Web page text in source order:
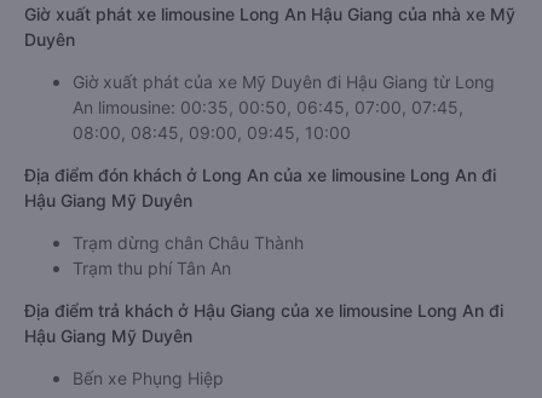
Giờ xuất phát xe limousine Long An Hậu Giang của nhà xe Mỹ
Duyên
Giờ xuất phát của xe Mỹ Duyên đi Hậu Giang từ Long
An limousine: 00:35, 00:50, 06:45, 07:00, 07:45,
08:00, 08:45, 09:00, 09:45, 10:00
Địa điểm đón khách ở Long An của xe limousine Long An đi
Hậu Giang Mỹ Duyên
Trạm dừng chân Châu Thành
Trạm thu phí Tân An
Địa điểm trả khách ở Hậu Giang của xe limousine Long An đi
Hậu Giang Mỹ Duyên
Bến xe Phụng Hiệp